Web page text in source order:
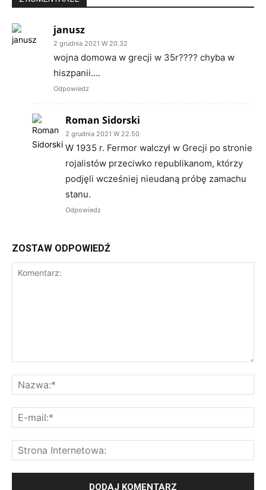
janusz
2 grudnia 2021 W 20.32
wojna domowa w grecji w 35r???? chyba w
hiszpanii….
Odpowiedz
Roman Sidorski
2 grudnia 2021 W 22.50
W 1935 r. Fermor walczył w Grecji po stronie
rojalistów przeciwko republikanom, którzy
podjęli wcześniej nieudaną próbę zamachu
stanu.
Odpowiedz
ZOSTAW ODPOWIEDŹ